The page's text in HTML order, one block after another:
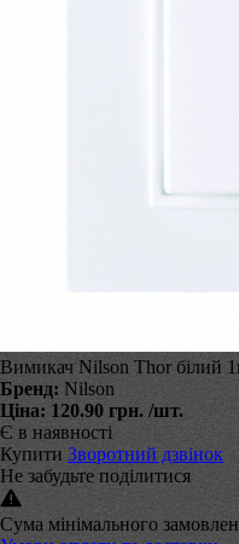
Вимикач Nilson Thor білий
Бренд: Nilson
Ціна: 120.90 грн. /шт.
Є в наявності
Купити Зворотний дзвінок
Не забудьте поділитися
Сума мінімального